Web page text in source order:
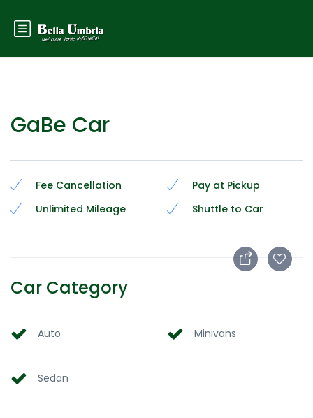
GaBe Car
Fee Cancellation
Pay at Pickup
Unlimited Mileage
Shuttle to Car
Car Category
Auto Minivans
Sedan